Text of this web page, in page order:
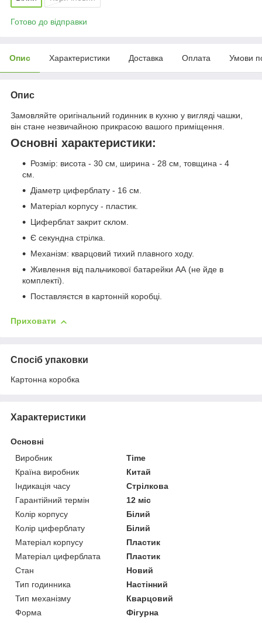
Готово до відправки
Опис Характеристики Доставка Оплата Умови
Опис
Замовляйте оригінальний годинник в кухню у вигляді чашки,
він стане незвичайною прикрасою вашого приміщення.
Основні характеристики:
Розмір: висота - 30 см, ширина - 28 см, товщина - 4
см.
Діаметр циферблату - 16 см.
Матеріал корпусу - пластик.
Циферблат закрит склом.
Є секундна стрілка.
Механізм: кварцовий тихий плавного ходу.
Живлення від пальчикової батарейки АА (не йде в
комплекті).
Поставляєтся в картонній коробці.
Приховати
Спосіб упаковки
Картонна коробка
Характеристики
Основні
Виробник
Time
Країна виробник
Китай
Індикація часу
Стрілкова
Гарантійний термін
12 міс
Колір корпусу
Білий
Колір циферблату
Білий
Матеріал корпусу
Пластик
Матеріал циферблата
Пластик
Стан
Новий
Тип годинника
Настінний
Тип механізму
Кварцовий
Форма
Фігурна